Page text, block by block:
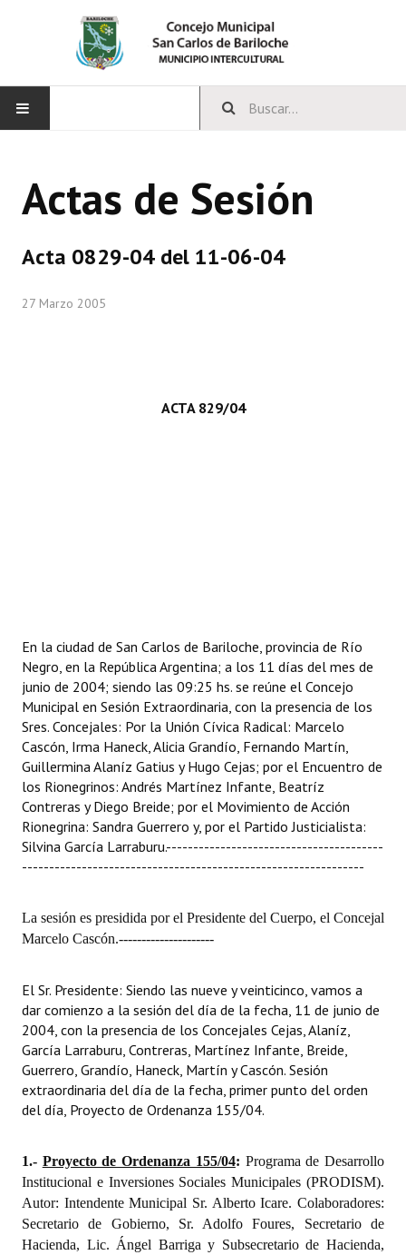
CONCEJO
Digesto
Organigrama
DOCUMENTOS
Informes de Gestión
Proyectos Presentados
Dictámenes Asesoría Letrada
Informes de Unidad Coordinadora
Actas de Audiencias Públicas
NORMATIVA
Comunicaciones
Declaraciones
Resoluciones
Resoluciones de Presidencia
INSTITUCIONAL
Actas de Sesión
Acta 0829-04 del 11-06-04
27 Marzo 2005
ACTA 829/04
En la ciudad de San Carlos de Bariloche, provincia de Río
Negro, en la República Argentina; a los 11 días del mes de
junio de 2004; siendo las 09:25 hs. se reúne el Concejo
Municipal en Sesión Extraordinaria, con la presencia de los
Sres. Concejales: Por la Unión Cívica Radical: Marcelo
Cascón, Irma Haneck, Alicia Grandío, Fernando Martín,
Guillermina Alaníz Gatius y Hugo Cejas; por el Encuentro de
los Rionegrinos: Andrés Martínez Infante, Beatríz
Contreras y Diego Breide; por el Movimiento de Acción
Rionegrina: Sandra Guerrero y, por el Partido Justicialista:
Silvina García Larraburu.----------------------------------------
---------------------------------------------------------------
La sesión es presidida por el Presidente del Cuerpo, el Concejal
Marcelo Cascón.---------------------
El Sr. Presidente: Siendo las nueve y veinticinco, vamos a
dar comienzo a la sesión del día de la fecha, 11 de junio de
2004, con la presencia de los Concejales Cejas, Alaníz,
García Larraburu, Contreras, Martínez Infante, Breide,
Guerrero, Grandío, Haneck, Martín y Cascón. Sesión
extraordinaria del día de la fecha, primer punto del orden
del día, Proyecto de Ordenanza 155/04.
1.- Proyecto de Ordenanza 155/04: Programa de Desarrollo
Institucional e Inversiones Sociales Municipales (PRODISM).
Autor: Intendente Municipal Sr. Alberto Icare. Colaboradores:
Secretario de Gobierno, Sr. Adolfo Foures, Secretario de
Hacienda, Lic. Ángel Barriga y Subsecretario de Hacienda,